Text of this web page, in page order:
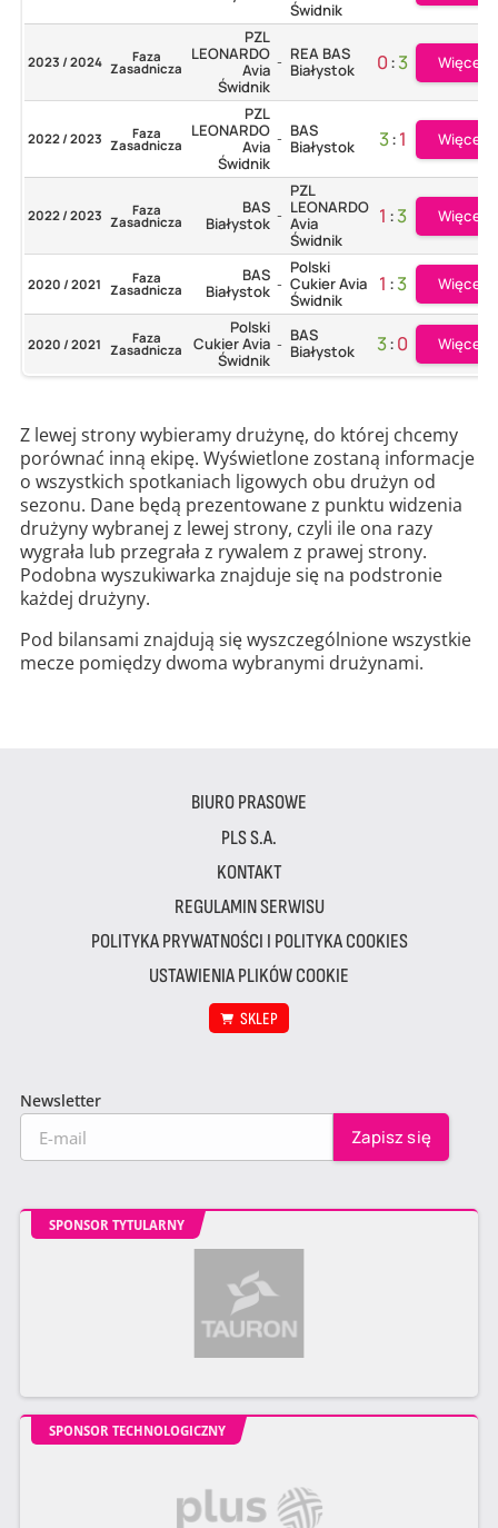
Świdnik
2023 / 2024 Faza
Zasadnicza
PZL
LEONARDO
Avia
Świdnik
- REA BAS
Białystok
0:3 Więcej
2022 / 2023 Faza
Zasadnicza
PZL
LEONARDO
Avia
Świdnik
- BAS
Białystok
3:1 Więcej
2022 / 2023 Faza
Zasadnicza
BAS
Białystok -
PZL
LEONARDO
Avia
Świdnik
1 :3 Więcej
2020 / 2021 Faza
Zasadnicza
BAS
Białystok -
Polski
Cukier Avia
Świdnik
1 :3 Więcej
2020 / 2021 Faza
Zasadnicza
Polski
Cukier Avia
Świdnik
- BAS
Białystok
3:0 Więcej
Z lewej strony wybieramy drużynę, do której chcemy
porównać inną ekipę. Wyświetlone zostaną informacje
o wszystkich spotkaniach ligowych obu drużyn od
sezonu. Dane będą prezentowane z punktu widzenia
drużyny wybranej z lewej strony, czyli ile ona razy
wygrała lub przegrała z rywalem z prawej strony.
Podobna wyszukiwarka znajduje się na podstronie
każdej drużyny.
Pod bilansami znajdują się wyszczególnione wszystkie
mecze pomiędzy dwoma wybranymi drużynami.
BIURO PRASOWE
PLS S.A.
KONTAKT
REGULAMIN SERWISU
POLITYKA PRYWATNOŚCI I POLITYKA COOKIES
USTAWIENIA PLIKÓW COOKIE
SKLEP
Newsletter
SPONSOR TYTULARNY
SPONSOR TECHNOLOGICZNY